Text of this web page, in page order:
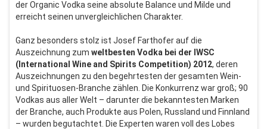
der Organic Vodka seine absolute Balance und Milde und
erreicht seinen unvergleichlichen Charakter.
Ganz besonders stolz ist Josef Farthofer auf die
Auszeichnung zum weltbesten Vodka bei der IWSC
(International Wine and Spirits Competition) 2012, deren
Auszeichnungen zu den begehrtesten der gesamten Wein-
und Spirituosen-Branche zählen. Die Konkurrenz war groß; 90
Vodkas aus aller Welt – darunter die bekanntesten Marken
der Branche, auch Produkte aus Polen, Russland und Finnland
– wurden begutachtet. Die Experten waren voll des Lobes